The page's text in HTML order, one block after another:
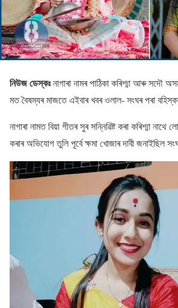
নিউজ ডেস্কঃনাগাৰা নামৰ পাঠিকা কৰিশ্মা আৰু সদৌ
মত বৈষম্যৰ মাজতে এইবাৰ খবৰ ওলাল- সংঘৰ পৰা
নাগাৰা নামত বিয়া গীতৰ সুৰ সন্নিৱিষ্ট কৰা কৰিশ্মা নাথে
কৰাৰ অভিযোগ তুলি পূৰ্বে ক্ষমা খোজাৰ দাবী জনাইছিল